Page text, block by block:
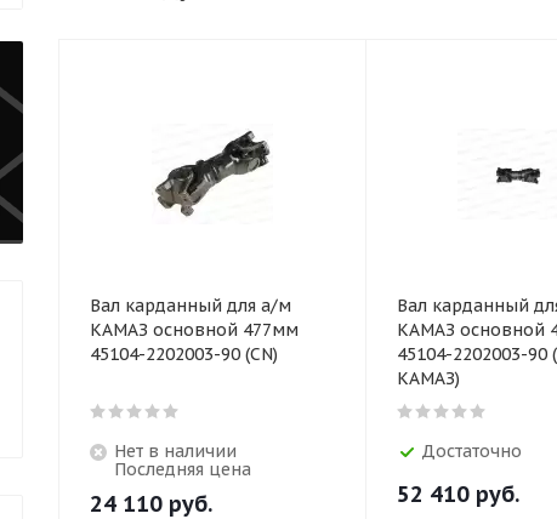
Вал карданный для а/м
КАМАЗ основной 477мм
45104-2202003-90 (CN)
Нет в наличии
Последняя цена
24 110 руб.
Вал карданный
КАМАЗ основной
45104-2202003-90
КАМАЗ)
Достаточно
52 410руб.